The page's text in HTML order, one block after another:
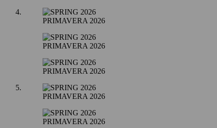
PRIMAVERA 2026
PRIMAVERA 2026
PRIMAVERA 2026
PRIMAVERA 2026
PRIMAVERA 2026